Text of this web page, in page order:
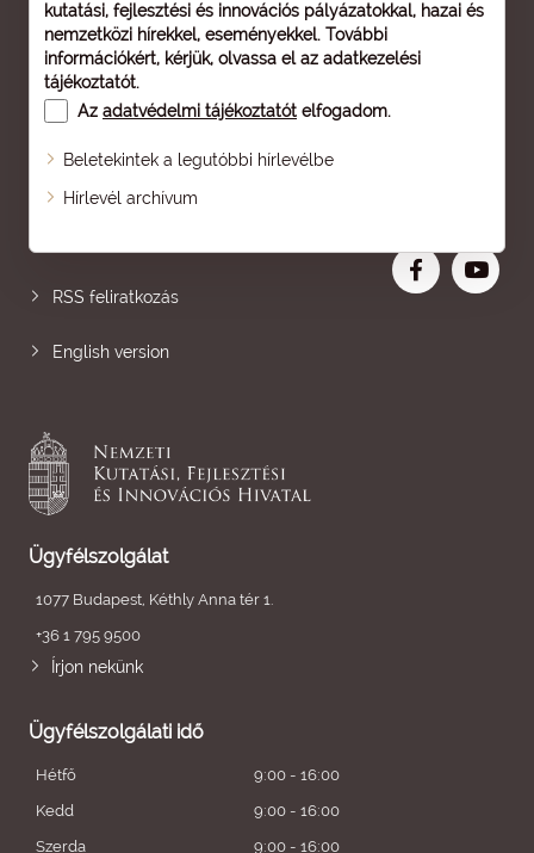
kutatási, fejlesztési és innovációs pályázatokkal, hazai és
nemzetközi hírekkel, eseményekkel. További
információkért, kérjük, olvassa el az adatkezelési
tájékoztatót.
Az adatvédelmi tájékoztatót elfogadom.
Beletekintek a legutóbbi hírlevélbe
Hírlevél archívum
Oldaltérkép
RSS feliratkozás
English version
Ügyfélszolgálat
1077 Budapest, Kéthly Anna tér 1.
+36 1 795 9500
Írjon nekünk
Ügyfélszolgálati idő
Hétfő
9:00 - 16:00
Kedd
9:00 - 16:00
Szerda
9:00 - 16:00